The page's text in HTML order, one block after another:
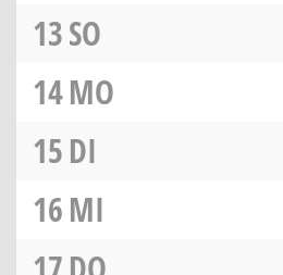
13SO
14MO
15DI
16MI